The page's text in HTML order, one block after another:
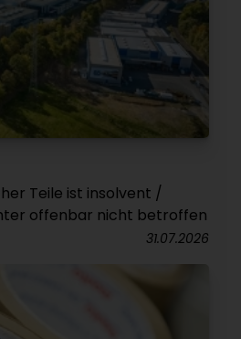
Teile ist insolvent /
offenbar nicht betroffen
31.07.2026